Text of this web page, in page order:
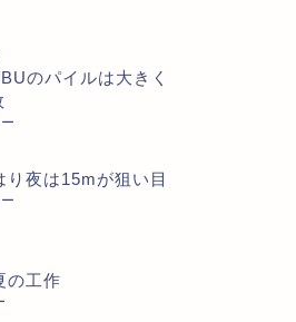
のパイルは大きく
夜は15mが狙い目
の工作